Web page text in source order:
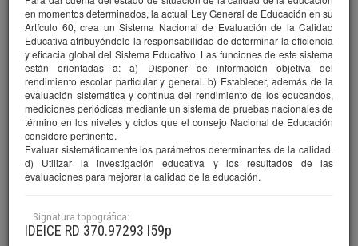
en momentos determinados, la actual Ley General de Educación en su
Artículo 60, crea un Sistema Nacional de Evaluación de la Calidad
Educativa atribuyéndole la responsabilidad de determinar la eficiencia
y eficacia global del Sistema Educativo. Las funciones de este sistema
están orientadas a: a) Disponer de información objetiva del
rendimiento escolar particular y general. b) Establecer, además de la
evaluación sistemática y continua del rendimiento de los educandos,
mediciones periódicas mediante un sistema de pruebas nacionales de
término en los niveles y ciclos que el consejo Nacional de Educación
considere pertinente.
Evaluar sistemáticamente los parámetros determinantes de la calidad.
d) Utilizar la investigación educativa y los resultados de las
evaluaciones para mejorar la calidad de la educación.
Signatura topográfica:
IDEICE RD 370.97293 I59p
Periódicas
Título
Memoria IDEICE 2010
Autor(es)
IDEICE, Instituto Dominicano de Evaluación e Investigación de la
Calidad Educativa
Versión digital
Edición completa Investigación